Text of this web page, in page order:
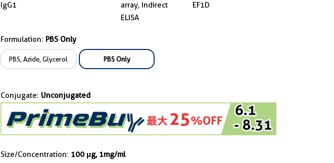
IgG1
array, Indirect
ELISA
EF1D
Formulation: PBS Only
PBS, Azide, Glycerol PBS Only
Conjugate: Unconjugated
Size/Concentration: 100 μg, 1mg/ml